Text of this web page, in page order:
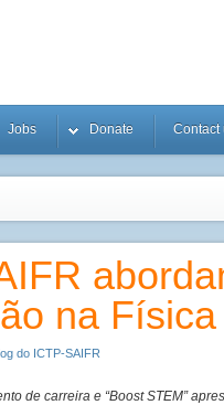
Jobs Donate Contact
na Física
do ICTP-SAIFR
de carreira e “Boost STEM”